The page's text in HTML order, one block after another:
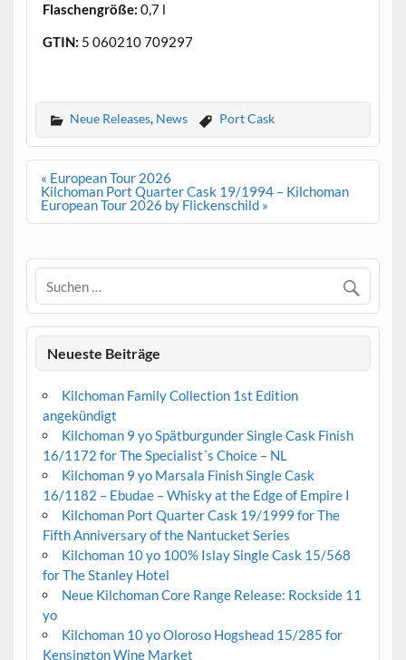
Flaschengröße: 0,7 l
GTIN: 5 060210 709297
Neue Releases, News Port Cask
Beitrags-
Navigation
« European Tour 2026
Kilchoman Port Quarter Cask 19/1994 – Kilchoman
European Tour 2026 by Flickenschild »
Neueste Beiträge
Kilchoman Family Collection 1st Edition
angekündigt
Kilchoman 9 yo Spätburgunder Single Cask Finish
16/1172 for The Specialist´s Choice – NL
Kilchoman 9 yo Marsala Finish Single Cask
16/1182 – Ebudae – Whisky at the Edge of Empire I
Kilchoman Port Quarter Cask 19/1999 for The
Fifth Anniversary of the Nantucket Series
Kilchoman 10 yo 100% Islay Single Cask 15/568
for The Stanley Hotel
Neue Kilchoman Core Range Release: Rockside 11
yo
Kilchoman 10 yo Oloroso Hogshead 15/285 for
Kensington Wine Market